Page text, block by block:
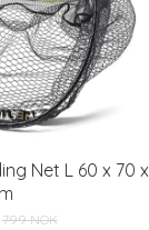
Net L 60 x 70 x
799 NOK